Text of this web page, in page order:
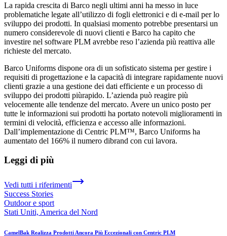
La rapida crescita di Barco negli ultimi anni ha messo in luce
problematiche legate all’utilizzo di fogli elettronici e di e-mail per lo
sviluppo dei prodotti. In qualsiasi momento potrebbe presentarsi un
numero considerevole di nuovi clienti e Barco ha capito che
investire nel software PLM avrebbe reso l’azienda più reattiva alle
richieste del mercato.
Barco Uniforms dispone ora di un sofisticato sistema per gestire i
requisiti di progettazione e la capacità di integrare rapidamente nuovi
clienti grazie a una gestione dei dati efficiente e un processo di
sviluppo dei prodotti piùrapido. L’azienda può reagire più
velocemente alle tendenze del mercato. Avere un unico posto per
tutte le informazioni sui prodotti ha portato notevoli miglioramenti in
termini di velocità, efficienza e accesso alle informazioni.
Dall’implementazione di Centric PLM™, Barco Uniforms ha
aumentato del 166% il numero dibrand con cui lavora.
Leggi di più
Vedi tutti i riferimenti
Success Stories
Outdoor e sport
Stati Uniti, America del Nord
CamelBak Realizza Prodotti Ancora Più Eccezionali con Centric PLM